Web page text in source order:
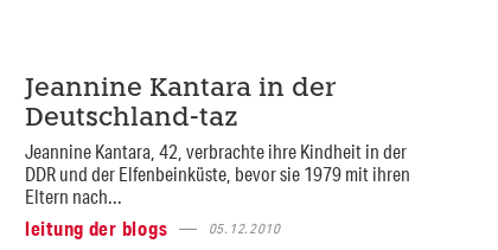
Jeannine Kantara in der
Deutschland-taz
Jeannine Kantara, 42, verbrachte ihre Kindheit in der
DDR und der Elfenbeinküste, bevor sie 1979 mit ihren
Eltern nach...
leitung der blogs
05.12.2010